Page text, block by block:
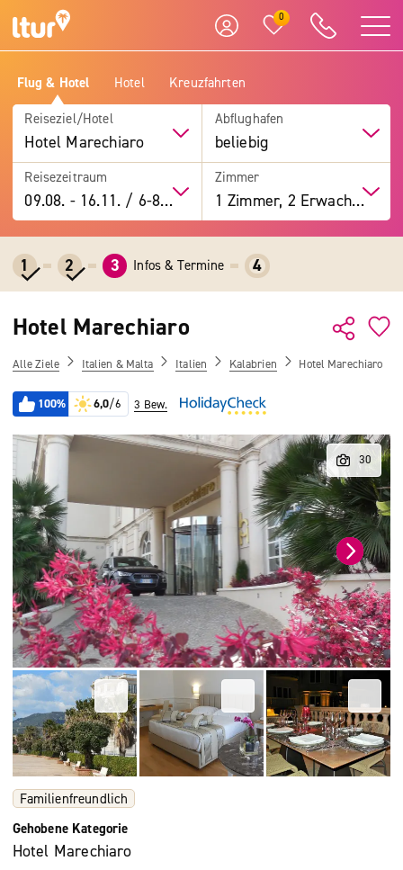
0
Flug & Hotel Hotel Kreuzfahrten
Reiseziel/Hotel
Hotel Marechiaro
Abflughafen
beliebig
Reisezeitraum
09.08. -16.11. / 6-8 Tage
Zimmer
1 Zimmer, 2 Erwachsene
1 2 3 Infos & Termine 4
Hotel Marechiaro
Alle Ziele Italien & Malta Italien Kalabrien Hotel Marechiaro
100% 6,0/6 3 Bew.
Familienfreundlich
Gehobene Kategorie
Hotel Marechiaro